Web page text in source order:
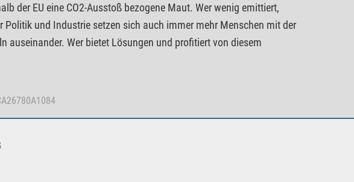
der EU eine CO2-Ausstoß bezogene Maut. Wer wenig emittiert,
und Industrie setzen sich auch immer mehr Menschen mit der
auseinander. Wer bietet Lösungen und profitiert von diesem